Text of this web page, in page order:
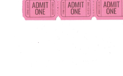
Précédent